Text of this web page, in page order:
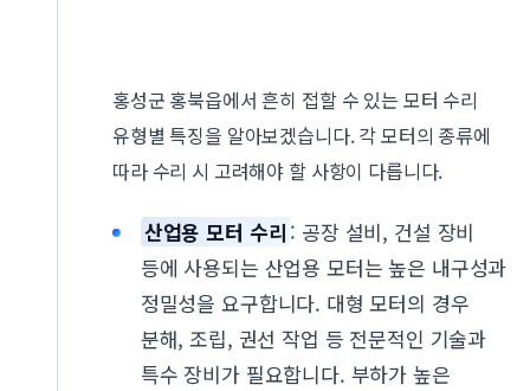
홍성군 홍북읍에서 흔히 접할 수 있는 모터 수리
유형별 특징을 알아보겠습니다. 각 모터의 종류에
따라 수리 시 고려해야 할 사항이 다릅니다.
산업용 모터 수리 : 공장 설비, 건설 장비
등에 사용되는 산업용 모터는 높은 내구성과
정밀성을 요구합니다. 대형 모터의 경우
분해, 조립, 권선 작업 등 전문적인 기술과
특수 장비가 필요합니다. 부하가 높은